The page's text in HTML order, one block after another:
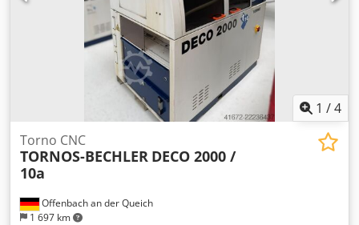
carregador de barras: comprimento aprox. 4800 mm / 450
1 /4
Offenbach an der Queich
1 697 km
Torno CNC
TORNOS-BECHLER DECO 2000 /
10a